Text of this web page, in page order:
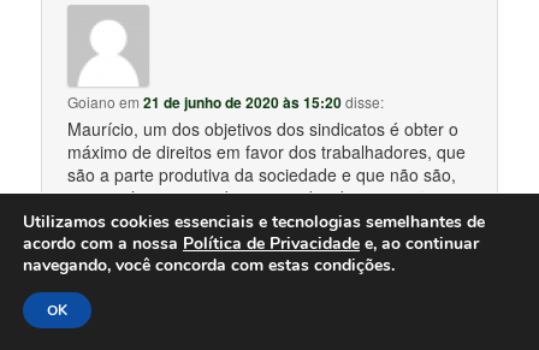
Goiano em21 de junho de 2020 às 15:20disse:
Maurício, um dos objetivos dos sindicatos é obter o
máximo de direitos em favor dos trabalhadores, que
são a parte produtiva da sociedade e que não são,
em geral, remunerados com a devida proporção
pela produção que geram em favor dos patrões e
dos lucros.
Recriminá-los por isso me parece um contrasenso.
Utilizamos cookies essenciais e tecnologias semelhantes de
acordo com a nossa Política de Privacidade e, ao continuar
navegando, você concorda com estas condições.
OK